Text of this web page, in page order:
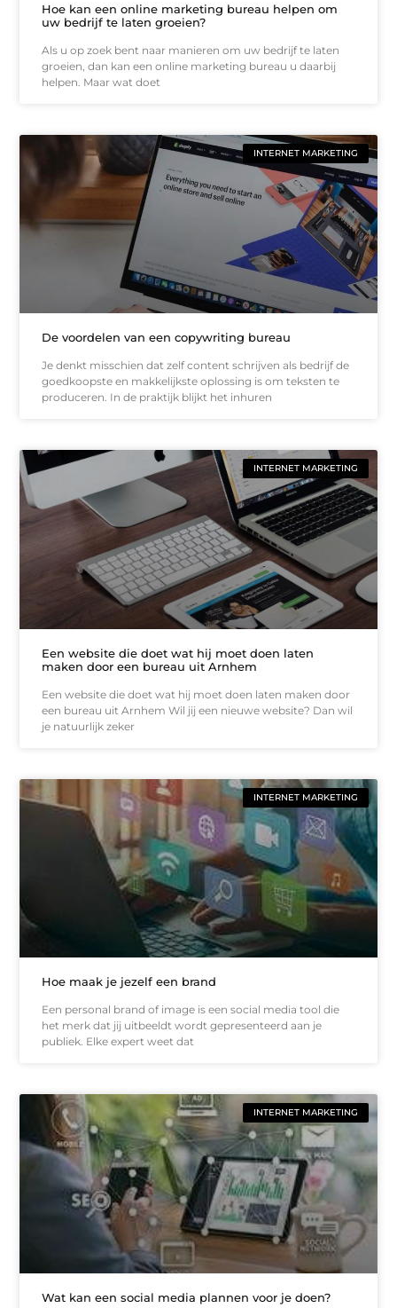
Hoe kan een online marketing bureau helpen om
uw bedrijf te laten groeien?
Als u op zoek bent naar manieren om uw bedrijf te laten
groeien, dan kan een online marketing bureau u daarbij
helpen. Maar wat doet
INTERNET MARKETING
De voordelen van een copywriting bureau
Je denkt misschien dat zelf content schrijven als bedrijf de
goedkoopste en makkelijkste oplossing is om teksten te
produceren. In de praktijk blijkt het inhuren
INTERNET MARKETING
Een website die doet wat hij moet doen laten
maken door een bureau uit Arnhem
Een website die doet wat hij moet doen laten maken door
een bureau uit Arnhem Wil jij een nieuwe website? Dan wil
je natuurlijk zeker
INTERNET MARKETING
Hoe maak je jezelf een brand
Een personal brand of image is een social media tool die
het merk dat jij uitbeeldt wordt gepresenteerd aan je
publiek. Elke expert weet dat
INTERNET MARKETING
Wat kan een social media plannen voor je doen?